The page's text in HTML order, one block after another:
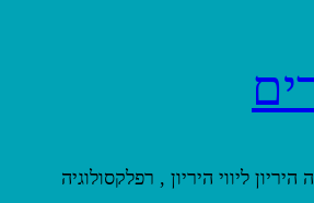
ליווי היריון , רפלקסולוגיה